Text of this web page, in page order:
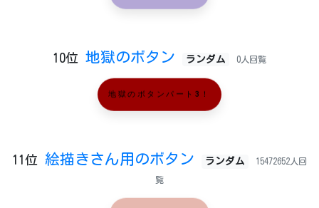
10位 地獄のボタン ランダム 0人回覧
地獄のボタンパート3！
11位 絵描きさん用のボタン ランダム 15472652人回
覧